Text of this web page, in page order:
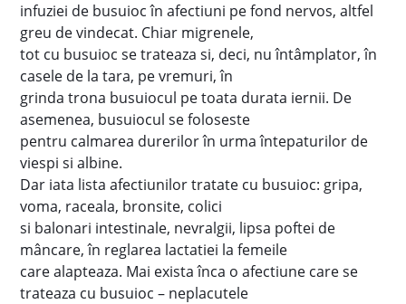
infuziei de busuioc în afectiuni pe fond nervos, altfel
greu de vindecat. Chiar migrenele,
tot cu busuioc se trateaza si, deci, nu întâmplator, în
casele de la tara, pe vremuri, în
grinda trona busuiocul pe toata durata iernii. De
asemenea, busuiocul se foloseste
pentru calmarea durerilor în urma întepaturilor de
viespi si albine.
Dar iata lista afectiunilor tratate cu busuioc: gripa,
voma, raceala, bronsite, colici
si balonari intestinale, nevralgii, lipsa poftei de
mâncare, în reglarea lactatiei la femeile
care alapteaza. Mai exista înca o afectiune care se
trateaza cu busuioc – neplacutele